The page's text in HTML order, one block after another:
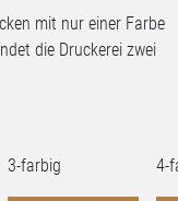
mit nur einer Farbe
die Druckerei zwei
3-farbig 4-